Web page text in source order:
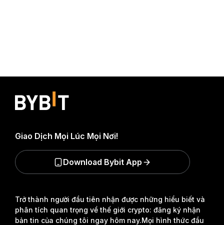
Trở thành người đầu tiên nhận được những hiểu biết và
phân tích quan trọng về thế giới crypto: đăng ký nhận
bản tin của chúng tôi ngay hôm nay.Mọi hình thức đầu
Giao Dịch Mọi Lúc Mọi Nơi!
Download Bybit App